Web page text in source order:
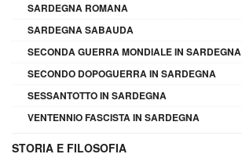
SARDEGNA ROMANA
SARDEGNA SABAUDA
SECONDA GUERRA MONDIALE IN SARDEGNA
SECONDO DOPOGUERRA IN SARDEGNA
SESSANTOTTO IN SARDEGNA
VENTENNIO FASCISTA IN SARDEGNA
STORIA E FILOSOFIA